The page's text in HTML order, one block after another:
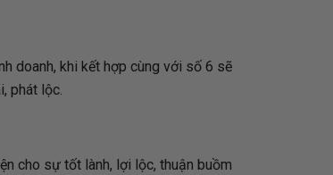
doanh, khi kết hợp cùng với số 6 sẽ
phát lộc.
cho sự tốt lành, lợi lộc, thuận buồm